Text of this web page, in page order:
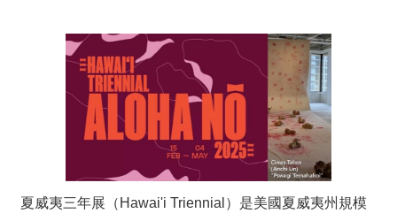
絡
我
夏威夷三年展（Hawai'i Triennial）是美國夏威夷州規模